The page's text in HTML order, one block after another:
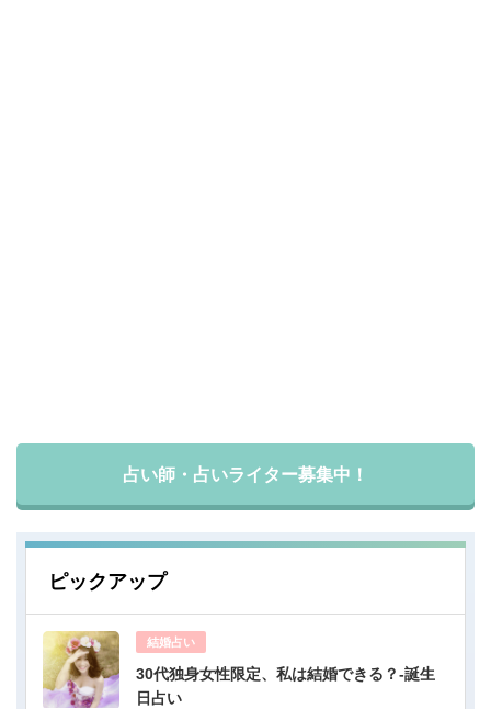
占い師・占いライター募集中！
ピックアップ
結婚占い
30代独身女性限定、私は結婚できる？-誕生
日占い